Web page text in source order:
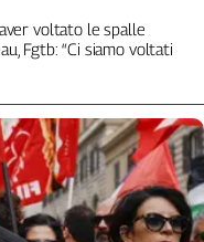
voltato le spalle
Fgtb: “Ci siamo voltati